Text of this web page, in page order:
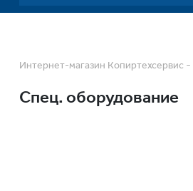
Интернет-магазин Копиртехсервис -
Спец. оборудование